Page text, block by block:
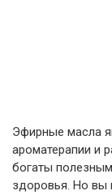
Эфирные масла
ароматерапии и
богаты
здоровья. Но вы